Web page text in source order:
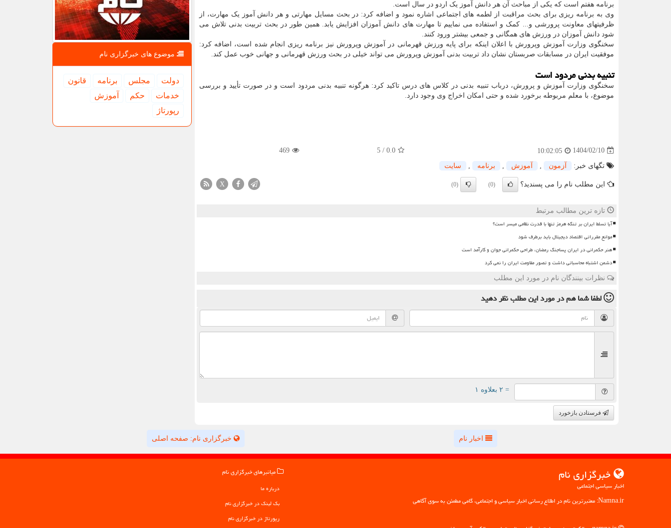
برنامه هفتم است که یکی از مباحث آن هر دانش آموز یک اردو در سال است.
وی به برنامه ریزی برای بحث مراقبت از لطمه های اجتماعی اشاره نمود و اضافه کرد: در بحث مسایل مهارتی و هر دانش آموز یک مهارت، از
ظرفیتهای معاونت پرورشی و... کمک و استفاده می نماییم تا مهارت های دانش آموزان افزایش یابد. همین طور در بحث تربیت بدنی تلاش می
شود دانش آموزان در ورزش های همگانی و جمعی بیشتر ورود کنند.
سخنگوی وزارت آموزش وپرورش با اعلان اینکه برای پایه ورزش قهرمانی در آموزش وپرورش نیز برنامه ریزی انجام شده است، اضافه کرد:
موفقیت ایران در مسابقات صربستان نشان داد تربیت بدنی آموزش وپرورش می تواند خیلی در بحث ورزش قهرمانی و جهانی خوب عمل کند.
تنبیه بدنی مردود است
سخنگوی وزارت آموزش و پرورش، درباب تنبیه بدنی در کلاس های درس تاکید کرد: هرگونه تنبیه بدنی مردود است و در صورت تأیید و بررسی
موضوع، با معلم مربوطه برخورد شده و حتی امکان اخراج وی وجود دارد.
1404/02/10
10:02:05
0.0
/
5
469
تگهای خبر: آزمون آموزش برنامه سایت
این مطلب نام را می پسندید؟ (0)
(0)
X
تازه ترین مطالب مرتبط
آیا تسلط ایران بر تنگه هرمز تنها با قدرت نظامی میسر است؟
موانع مقرراتی اقتصاد دیجیتال باید برطرف شود
هنر حکمرانی در ایران پساجنگ رمضان، طراحی حکمرانی جوان و کارآمد است
دشمن اشتباه محاسباتی داشت و تصور مقاومت ایران را نمی کرد
نظرات بینندگان نام در مورد این مطلب
لطفا شما همدر مورد این مطلبنظر دهید
= ۲ بعلاوه ۱
فرستادن بازخورد
موضوع های خبرگزاری نام
دولت مجلس برنامه
قانون
خدمات
حكم
آموزش
رپورتاژ
اخبار نام خبرگزاری نام: صفحه اصلی
خبرگزاری نام
اخبار سیاسی اجتماعی
Namna.ir: معتبرترین نام در اطلاع رسانی اخبار سیاسی و اجتماعی، گامی مطمئن به سوی آگاهی
میانبرهای خبرگزاری نام
درباره ما
بک لینک در خبرگزاری نام
رپورتاژ در خبرگزاری نام